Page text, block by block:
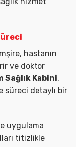
hastanın
ve doktor
Sağlık Kabini,
süreci detaylı bir
uygulama
titizlikle